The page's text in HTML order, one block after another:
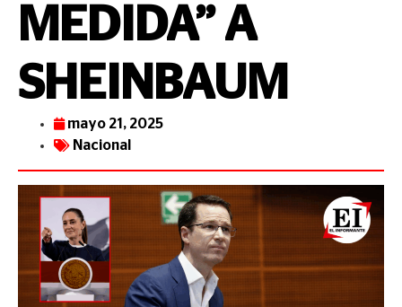
MEDIDA” A
SHEINBAUM
mayo 21, 2025
Nacional